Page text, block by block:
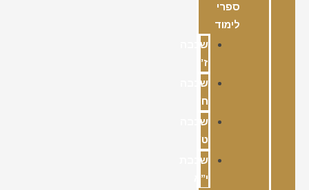
ספרי
לימוד
שכבה
ז’
שכבה
ח’
שכבה
ט’
שכבת
י”א